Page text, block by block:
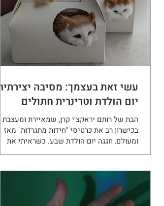
עשי זאת בעצמך: מסיבה יצירתית
יום הולדת וטרינרית חתולים
הבת של רותם יראקצ'י קרן, שמאיירת ומעצבת
בכישרון רב את כרטיסי "חידות מתגרדות" מאז
ומעולם, חגגה יום הולדת שבע. כשראיתי את
התמונות של המסיבה...